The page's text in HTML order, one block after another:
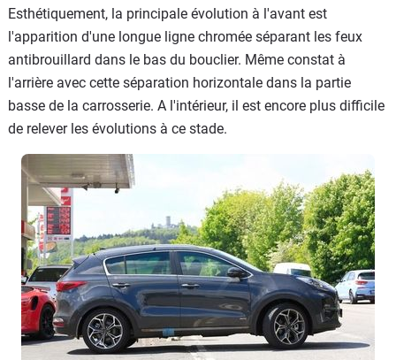
Esthétiquement, la principale évolution à l'avant est
l'apparition d'une longue ligne chromée séparant les feux
antibrouillard dans le bas du bouclier. Même constat à
l'arrière avec cette séparation horizontale dans la partie
basse de la carrosserie. A l'intérieur, il est encore plus difficile
de relever les évolutions à ce stade.